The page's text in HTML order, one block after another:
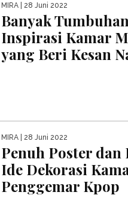
MIRA | 28 Juni 2022
Banyak
Inspirasi Kamar
yang Beri Kesan
MIRA | 28 Juni 2022
Penuh Poster dan
Ide Dekorasi
Penggemar Kpop